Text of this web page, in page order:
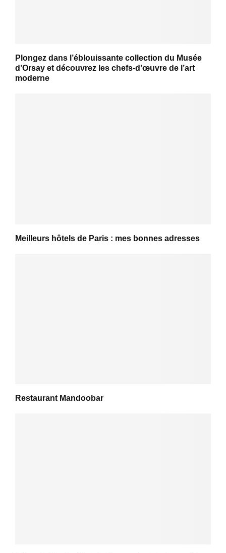
Plongez dans l’éblouissante collection du Musée
d’Orsay et découvrez les chefs-d’œuvre de l’art
moderne
Meilleurs hôtels de Paris : mes bonnes adresses
Restaurant Mandoobar